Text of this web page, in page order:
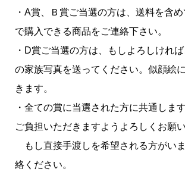
・A賞、Ｂ賞ご当選の方は、送料を含
で購入できる商品をご連絡下さい。
・D賞ご当選の方は、もしよろしけれ
の家族写真を送ってください。似顔絵
きます。
・全ての賞に当選された方に共通しま
ご負担いただきますようよろしくお願
もし直接手渡しを希望される方がい
絡ください。